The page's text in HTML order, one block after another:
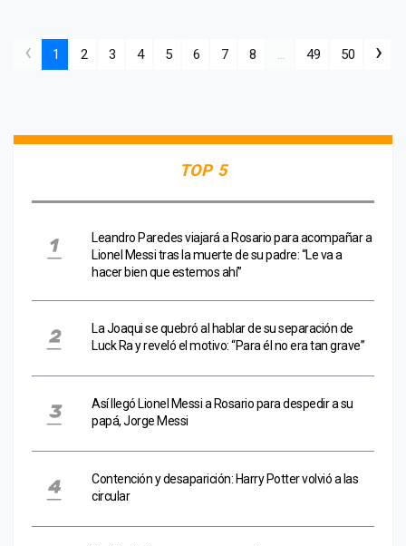
‹ 1 2 3 4 5 6 7 8 ... 49 50 ›
TOP 5
Leandro Paredes viajará a Rosario para acompañar a
Lionel Messi tras la muerte de su padre: “Le va a
hacer bien que estemos ahí”
La Joaqui se quebró al hablar de su separación de
Luck Ra y reveló el motivo: “Para él no era tan grave”
Así llegó Lionel Messi a Rosario para despedir a su
papá, Jorge Messi
Contención y desaparición: Harry Potter volvió a las
circular